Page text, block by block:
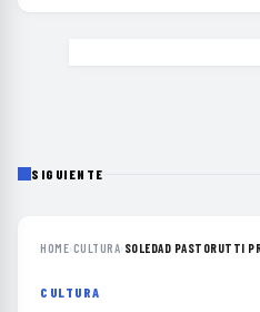
SIGUIENTE
HOME›CULTURA› SOLEDAD PASTORUTTI
CULTURA